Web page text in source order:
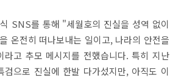
SNS를 통해 "세월호의 진실을 성역 없이
온전히 떠나보내는 일이고, 나라의 안전을
라고 추모 메시지를 전했습니다. 특히 지난
으로 진실에 한발 다가섰지만, 아직도 이